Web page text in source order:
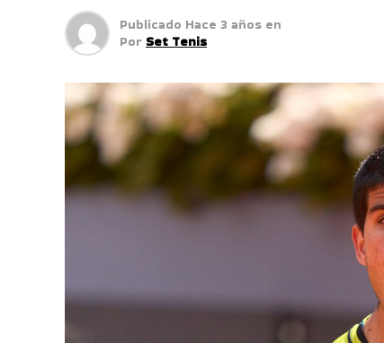
Publicado Hace 3 años en
Por Set Tenis